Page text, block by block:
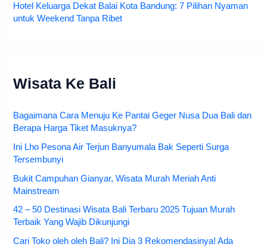
Hotel Keluarga Dekat Balai Kota Bandung: 7 Pilihan Nyaman
untuk Weekend Tanpa Ribet
Wisata Ke Bali
Bagaimana Cara Menuju Ke Pantai Geger Nusa Dua Bali dan
Berapa Harga Tiket Masuknya?
Ini Lho Pesona Air Terjun Banyumala Bak Seperti Surga
Tersembunyi
Bukit Campuhan Gianyar, Wisata Murah Meriah Anti
Mainstream
42 – 50 Destinasi Wisata Bali Terbaru 2025 Tujuan Murah
Terbaik Yang Wajib Dikunjungi
Cari Toko oleh oleh Bali? Ini Dia 3 Rekomendasinya! Ada